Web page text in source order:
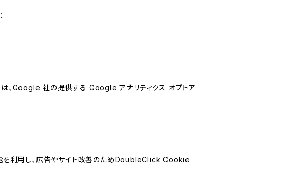
、Google 社の提供する Google アナリティクス オプトア
を利用し、広告やサイト改善のためDoubleClick Cookie